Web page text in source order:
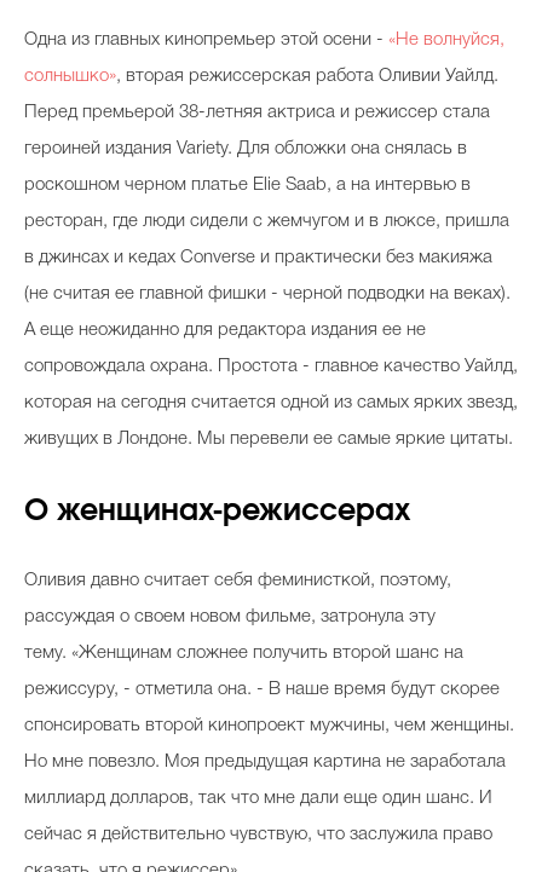
Одна из главных кинопремьер этой осени - «Не волнуйся,
солнышко», вторая режиссерская работа Оливии Уайлд.
Перед премьерой 38-летняя актриса и режиссер стала
героиней издания Variety. Для обложки она снялась в
роскошном черном платье Elie Saab, а на интервью в
ресторан, где люди сидели с жемчугом и в люксе, пришла
в джинсах и кедах Converse и практически без макияжа
(не считая ее главной фишки - черной подводки на веках).
А еще неожиданно для редактора издания ее не
сопровождала охрана. Простота - главное качество Уайлд,
которая на сегодня считается одной из самых ярких звезд,
живущих в Лондоне. Мы перевели ее самые яркие цитаты.
О женщинах-режиссерах
Оливия давно считает себя феминисткой, поэтому,
рассуждая о своем новом фильме, затронула эту
тему. «Женщинам сложнее получить второй шанс на
режиссуру, - отметила она. - В наше время будут скорее
спонсировать второй кинопроект мужчины, чем женщины.
Но мне повезло. Моя предыдущая картина не заработала
миллиард долларов, так что мне дали еще один шанс. И
сейчас я действительно чувствую, что заслужила право